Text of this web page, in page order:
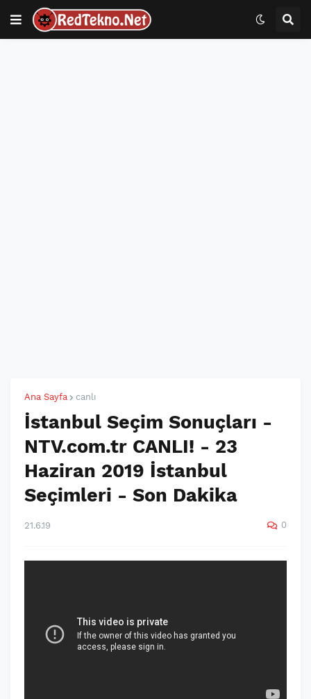
Ana Sayfa canlı
İstanbul Seçim Sonuçları -
NTV.com.tr CANLI! - 23
Haziran 2019 İstanbul
Seçimleri - Son Dakika
21.6.19 0